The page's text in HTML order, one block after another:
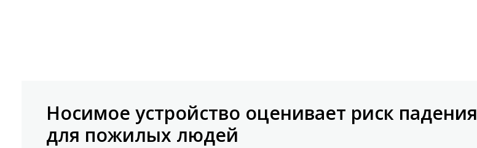
Носимое устройство оценивает риск падения
для пожилых людей